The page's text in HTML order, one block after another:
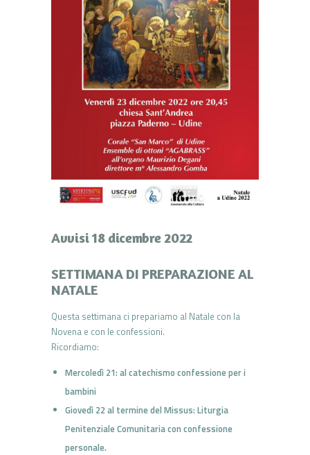
Avvisi 18 dicembre 2022
SETTIMANA DI PREPARAZIONE AL
NATALE
Questa settimana ci prepariamo al Natale con la
Novena e con le confessioni.
Ricordiamo:
Mercoledì 21: al catechismo confessione per i
bambini
Giovedì 22 al termine del Missus: Liturgia
Penitenziale Comunitaria con confessione
personale.